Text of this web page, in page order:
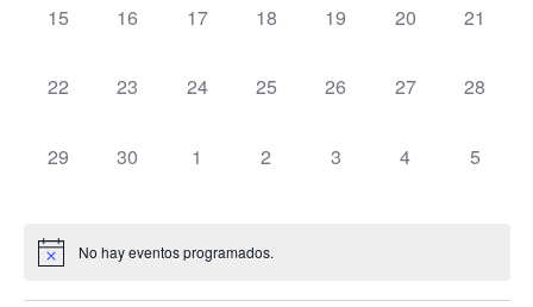
de
0 eventos,
15 0 eventos,
16 0 eventos,
17 0 eventos,
18 0 eventos,
19 0 eventos,
20 0
21
0 eventos,
22 0 eventos,
23 0 eventos,
24 0 eventos,
25 0 eventos,
26 0 eventos,
27 0
28
0 eventos,
29 0 eventos,
30 0 eventos,
1 0 eventos,
2 0 eventos,
3 0 eventos,
4 0
5
No hay eventos programados.